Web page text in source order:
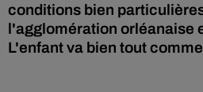
conditions bien
l'agglomération orléanaise
L'enfant va bien tout